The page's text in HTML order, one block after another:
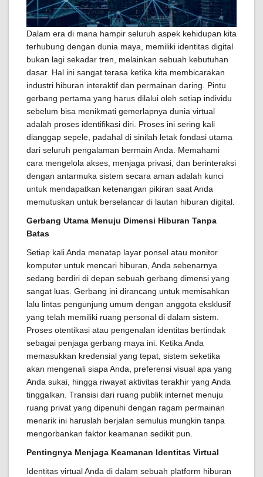
Dalam era di mana hampir seluruh aspek kehidupan kita
terhubung dengan dunia maya, memiliki identitas digital
bukan lagi sekadar tren, melainkan sebuah kebutuhan
dasar. Hal ini sangat terasa ketika kita membicarakan
industri hiburan interaktif dan permainan daring. Pintu
gerbang pertama yang harus dilalui oleh setiap individu
sebelum bisa menikmati gemerlapnya dunia virtual
adalah proses identifikasi diri. Proses ini sering kali
dianggap sepele, padahal di sinilah letak fondasi utama
dari seluruh pengalaman bermain Anda. Memahami
cara mengelola akses, menjaga privasi, dan berinteraksi
dengan antarmuka sistem secara aman adalah kunci
untuk mendapatkan ketenangan pikiran saat Anda
memutuskan untuk berselancar di lautan hiburan digital.
Gerbang Utama Menuju Dimensi Hiburan Tanpa
Batas
Setiap kali Anda menatap layar ponsel atau monitor
komputer untuk mencari hiburan, Anda sebenarnya
sedang berdiri di depan sebuah gerbang dimensi yang
sangat luas. Gerbang ini dirancang untuk memisahkan
lalu lintas pengunjung umum dengan anggota eksklusif
yang telah memiliki ruang personal di dalam sistem.
Proses otentikasi atau pengenalan identitas bertindak
sebagai penjaga gerbang maya ini. Ketika Anda
memasukkan kredensial yang tepat, sistem seketika
akan mengenali siapa Anda, preferensi visual apa yang
Anda sukai, hingga riwayat aktivitas terakhir yang Anda
tinggalkan. Transisi dari ruang publik internet menuju
ruang privat yang dipenuhi dengan ragam permainan
menarik ini haruslah berjalan semulus mungkin tanpa
mengorbankan faktor keamanan sedikit pun.
Pentingnya Menjaga Keamanan Identitas Virtual
Identitas virtual Anda di dalam sebuah platform hiburan